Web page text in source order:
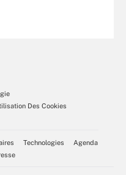
Des Cookies
Technologies
Agenda